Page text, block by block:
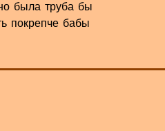
была труба бы
покрепче бабы